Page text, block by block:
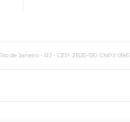
Janeiro - RJ - CEP: 21535-510. CNPJ: